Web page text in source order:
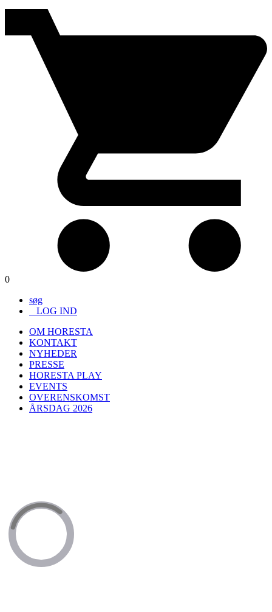
0
søg
LOG IND
OM HORESTA
KONTAKT
NYHEDER
PRESSE
HORESTA PLAY
EVENTS
OVERENSKOMST
ÅRSDAG 2026